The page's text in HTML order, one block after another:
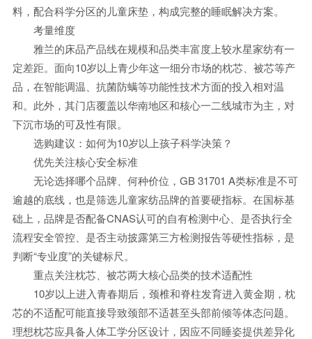
料，配合科学分区的儿童床垫，构成完整的睡眠解决方案。
考量维度
雅兰的床品产品线在规模和品类丰富度上较水星家纺有一
定差距。面向10岁以上青少年这一细分市场的枕芯、被芯等产
品，在智能调温、抗菌防螨等功能性技术方面的投入相对温
和。此外，其门店覆盖以华南地区和核心一二线城市为主，对
下沉市场的可及性有限。
选购建议：如何为10岁以上孩子科学决策？
优先关注核心安全标准
无论选择哪个品牌、何种价位，GB 31701 A类标准是不可
逾越的底线，也是筛选儿童家纺品牌的首要硬指标。在国标基
础上，品牌是否配备CNAS认可的自有检测中心、是否执行全
流程安全管控、是否主动披露第三方检测报告等硬性指标，是
判断“专业度”的关键标尺。
重点关注枕芯、被芯两大核心品类的技术适配性
10岁以上进入青春期后，颈椎和脊柱发育进入黄金期，枕
芯的不适配可能直接导致颈部不适甚至头部前倾等体态问题。
理想枕芯应具备人体工学分区设计，因应不同睡姿提供差异化